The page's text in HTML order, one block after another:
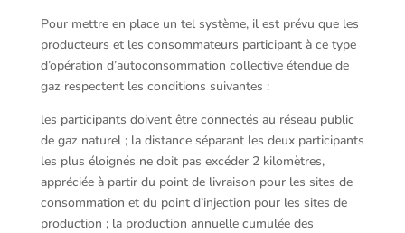
Pour mettre en place un tel système, il est prévu que les
producteurs et les consommateurs participant à ce type
d’opération d’autoconsommation collective étendue de
gaz respectent les conditions suivantes :
les participants doivent être connectés au réseau public
de gaz naturel ; la distance séparant les deux participants
les plus éloignés ne doit pas excéder 2 kilomètres,
appréciée à partir du point de livraison pour les sites de
consommation et du point d’injection pour les sites de
production ; la production annuelle cumulée des